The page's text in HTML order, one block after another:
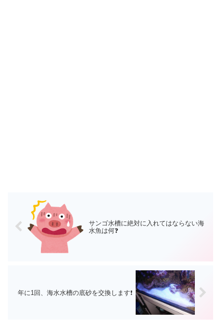
サンゴ水槽に絶対に入れてはならない海
水魚は何❓
年に1回、海水水槽の底砂を交換します❗